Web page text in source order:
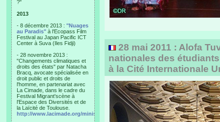
?"
2013
- 8 décembre 2013 : "Nuages
au Paradis" à l'Ecopass Film
Festival au Japan Pacific ICT
Center à Suva (Iles Fidji)
- 28 novembre 2013 :
"Changements climatiques et
droits des états" par Natacha
Bracq, avocate spécialisée en
droit public et droits de
l'homme, en partenariat avec
La Cimade, dans le cadre du
Festival Migrant'scène à
l'Espace des Diversités et de
la Laïcité de Toulouse.
http://www.lacimade.org/minisites/migrantscene
28 mai 2011 : Alofa
nationales des
à la Cité Internationale